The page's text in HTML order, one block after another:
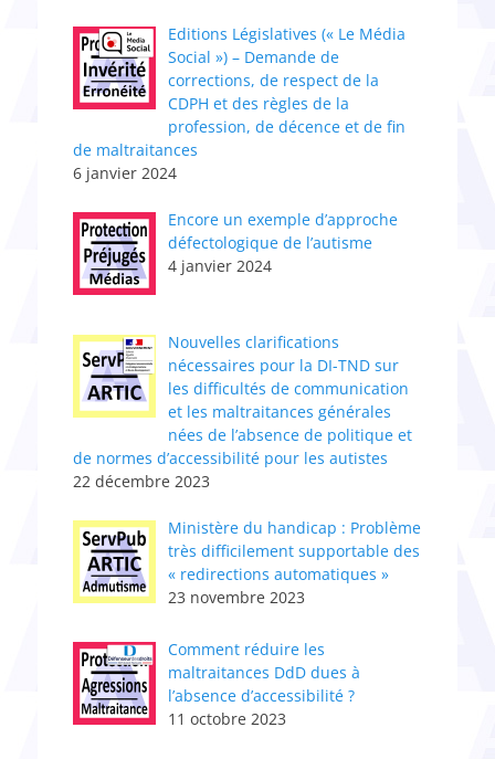
Editions Législatives (« Le Média
Social ») – Demande de
corrections, de respect de la
CDPH et des règles de la
profession, de décence et de fin
de maltraitances
6 janvier 2024
Encore un exemple d’approche
défectologique de l’autisme
4 janvier 2024
Nouvelles clarifications
nécessaires pour la DI-TND sur
les difficultés de communication
et les maltraitances générales
nées de l’absence de politique et
de normes d’accessibilité pour les autistes
22 décembre 2023
Ministère du handicap : Problème
très difficilement supportable des
« redirections automatiques »
23 novembre 2023
Comment réduire les
maltraitances DdD dues à
l’absence d’accessibilité ?
11 octobre 2023